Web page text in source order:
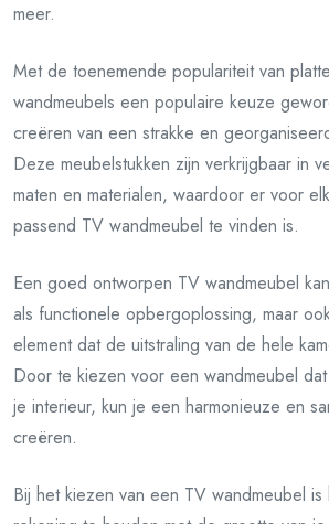
meer.
Met de toenemende populariteit van
wandmeubels een populaire keuze
creëren van een strakke en
Deze meubelstukken zijn verkrijgbaar in
maten en materialen, waardoor er voor
passend TV wandmeubel te vinden is.
Een goed ontworpen TV wandmeubel
als functionele opbergoplossing, maar
element dat de uitstraling van de hele
Door te kiezen voor een wandmeubel
je interieur, kun je een harmonieuze en
creëren.
Bij het kiezen van een TV wandmeubel is